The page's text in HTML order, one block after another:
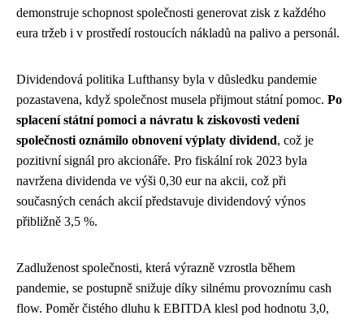
demonstruje schopnost společnosti generovat zisk z každého
eura tržeb i v prostředí rostoucích nákladů na palivo a personál.
Dividendová politika Lufthansy byla v důsledku pandemie
pozastavena, když společnost musela přijmout státní pomoc. Po
splacení státní pomoci a návratu k ziskovosti vedení
společnosti oznámilo obnovení výplaty dividend, což je
pozitivní signál pro akcionáře. Pro fiskální rok 2023 byla
navržena dividenda ve výši 0,30 eur na akcii, což při
současných cenách akcií představuje dividendový výnos
přibližně 3,5 %.
Zadluženost společnosti, která výrazně vzrostla během
pandemie, se postupně snižuje díky silnému provoznímu cash
flow. Poměr čistého dluhu k EBITDA klesl pod hodnotu 3,0,